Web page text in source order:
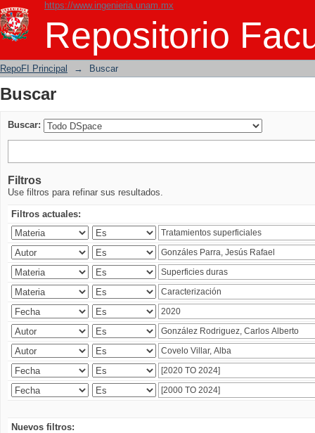
https://www.ingenieria.unam.mx
Repositorio
Buscar
RepoFI Principal → Buscar
Buscar
Buscar:
Filtros
Use filtros para refinar sus resultados.
Filtros actuales:
Nuevos filtros: